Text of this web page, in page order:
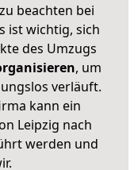
beachten bei
ist wichtig, sich
des Umzugs
, um
verläuft.
kann ein
Leipzig nach
werden und